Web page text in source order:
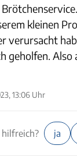
kleinen
verursacht
geholfen. Also
13:06 Uhr
ja